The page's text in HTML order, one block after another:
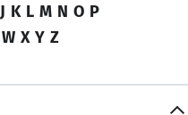
J K L M N O P
W X Y Z